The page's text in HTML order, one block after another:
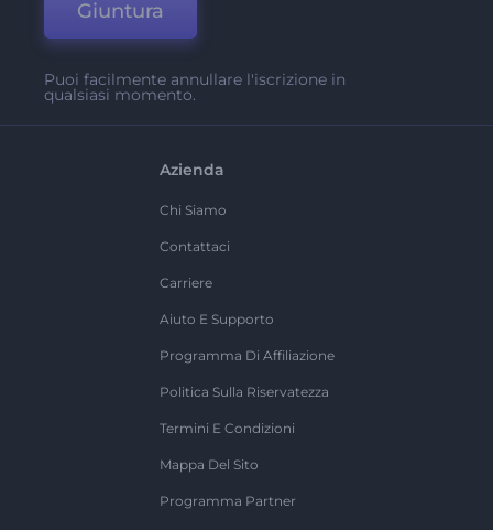
Giuntura
Puoi facilmente annullare l'iscrizione in
qualsiasi momento.
Azienda
Chi Siamo
Contattaci
Carriere
Aiuto E Supporto
Programma Di Affiliazione
Politica Sulla Riservatezza
Termini E Condizioni
Mappa Del Sito
Programma Partner